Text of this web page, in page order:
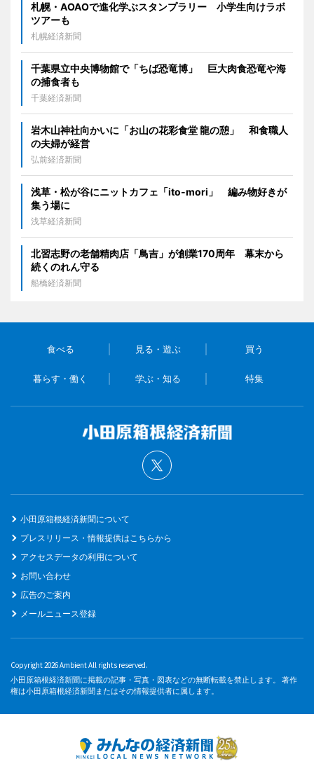
札幌・AOAOで進化学ぶスタンプラリー 小学生向けラボ
ツアーも
札幌経済新聞
千葉県立中央博物館で「ちば恐竜博」 巨大肉食恐竜や海
の捕食者も
千葉経済新聞
岩木山神社向かいに「お山の花彩食堂 龍の憩」 和食職人
の夫婦が経営
弘前経済新聞
浅草・松が谷にニットカフェ「ito-mori」 編み物好きが
集う場に
浅草経済新聞
北習志野の老舗精肉店「鳥吉」が創業170周年 幕末から
続くのれん守る
船橋経済新聞
食べる 見る・遊ぶ 買う
暮らす・働く 学ぶ・知る 特集
小田原箱根経済新聞について
プレスリリース・情報提供はこちらから
アクセスデータの利用について
お問い合わせ
広告のご案内
メールニュース登録
Copyright 2026 Ambient All rights reserved.
小田原箱根経済新聞に掲載の記事・写真・図表などの無断転載を禁止します。 著作
権は小田原箱根経済新聞またはその情報提供者に属します。